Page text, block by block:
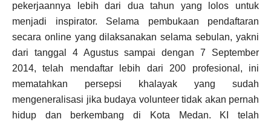
pekerjaannya lebih dari dua tahun yang lolos untuk
menjadi inspirator. Selama pembukaan pendaftaran
secara online yang dilaksanakan selama sebulan, yakni
dari tanggal 4 Agustus sampai dengan 7 September
2014, telah mendaftar lebih dari 200 profesional, ini
mematahkan persepsi khalayak yang sudah
mengeneralisasi jika budaya volunteer tidak akan pernah
hidup dan berkembang di Kota Medan. KI telah